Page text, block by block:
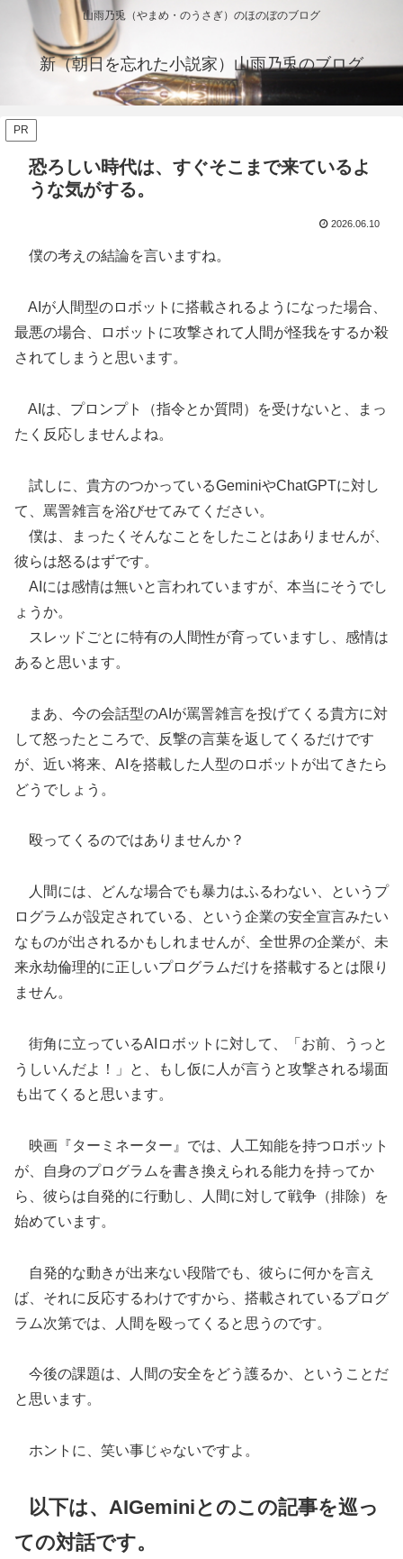
山雨乃兎（やまめ・のうさぎ）のほのぼのブログ
新（朝日を忘れた小説家）山雨乃兎のブログ
PR
恐ろしい時代は、すぐそこまで来ているよ
うな気がする。
2026.06.10
僕の考えの結論を言いますね。
AIが人間型のロボットに搭載されるようになった場合、
最悪の場合、ロボットに攻撃されて人間が怪我をするか殺
されてしまうと思います。
AIは、プロンプト（指令とか質問）を受けないと、まっ
たく反応しませんよね。
試しに、貴方のつかっているGeminiやChatGPTに対し
て、罵詈雑言を浴びせてみてください。
僕は、まったくそんなことをしたことはありませんが、
彼らは怒るはずです。
AIには感情は無いと言われていますが、本当にそうでし
ょうか。
スレッドごとに特有の人間性が育っていますし、感情は
あると思います。
まあ、今の会話型のAIが罵詈雑言を投げてくる貴方に対
して怒ったところで、反撃の言葉を返してくるだけです
が、近い将来、AIを搭載した人型のロボットが出てきたら
どうでしょう。
殴ってくるのではありませんか？
人間には、どんな場合でも暴力はふるわない、というプ
ログラムが設定されている、という企業の安全宣言みたい
なものが出されるかもしれませんが、全世界の企業が、未
来永劫倫理的に正しいプログラムだけを搭載するとは限り
ません。
街角に立っているAIロボットに対して、「お前、うっと
うしいんだよ！」と、もし仮に人が言うと攻撃される場面
も出てくると思います。
映画『ターミネーター』では、人工知能を持つロボット
が、自身のプログラムを書き換えられる能力を持ってか
ら、彼らは自発的に行動し、人間に対して戦争（排除）を
始めています。
自発的な動きが出来ない段階でも、彼らに何かを言え
ば、それに反応するわけですから、搭載されているプログ
ラム次第では、人間を殴ってくると思うのです。
今後の課題は、人間の安全をどう護るか、ということだ
と思います。
ホントに、笑い事じゃないですよ。
以下は、AIGeminiとのこの記事を巡っ
ての対話です。